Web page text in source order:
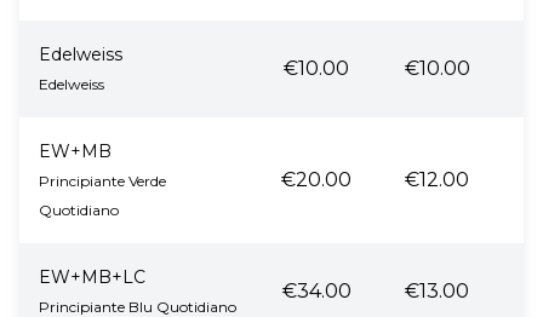
Edelweiss
Edelweiss
€10.00 €10.00
EW+MB
Principiante Verde
Quotidiano
€20.00 €12.00
EW+MB+LC
Principiante Blu Quotidiano
€34.00 €13.00